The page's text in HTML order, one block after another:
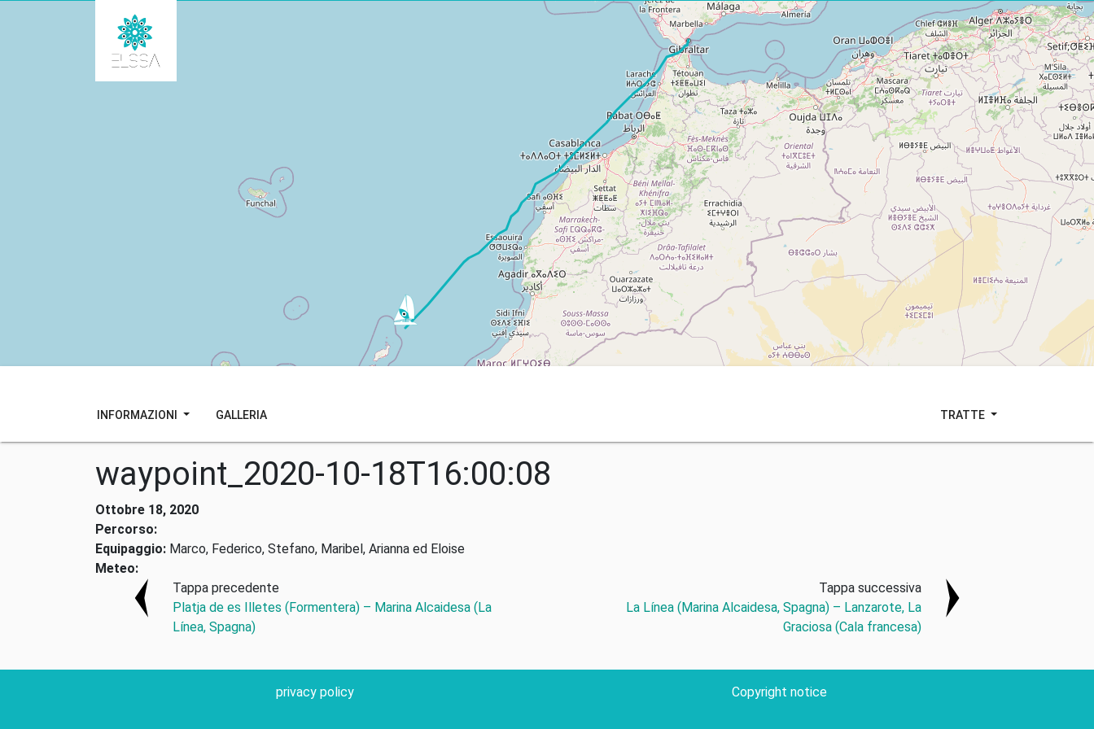
INFORMAZIONI GALLERIA TRATTE
waypoint_2020-10-18T16:00:08
Ottobre 18, 2020
Percorso:
Equipaggio: Marco, Federico, Stefano, Maribel, Arianna ed Eloise
Meteo:
Tappa precedente
Platja de es Illetes (Formentera) – Marina Alcaidesa (La
Línea, Spagna)
Tappa successiva
La Línea (Marina Alcaidesa, Spagna) – Lanzarote, La
Graciosa (Cala francesa)
privacy policy Copyright notice